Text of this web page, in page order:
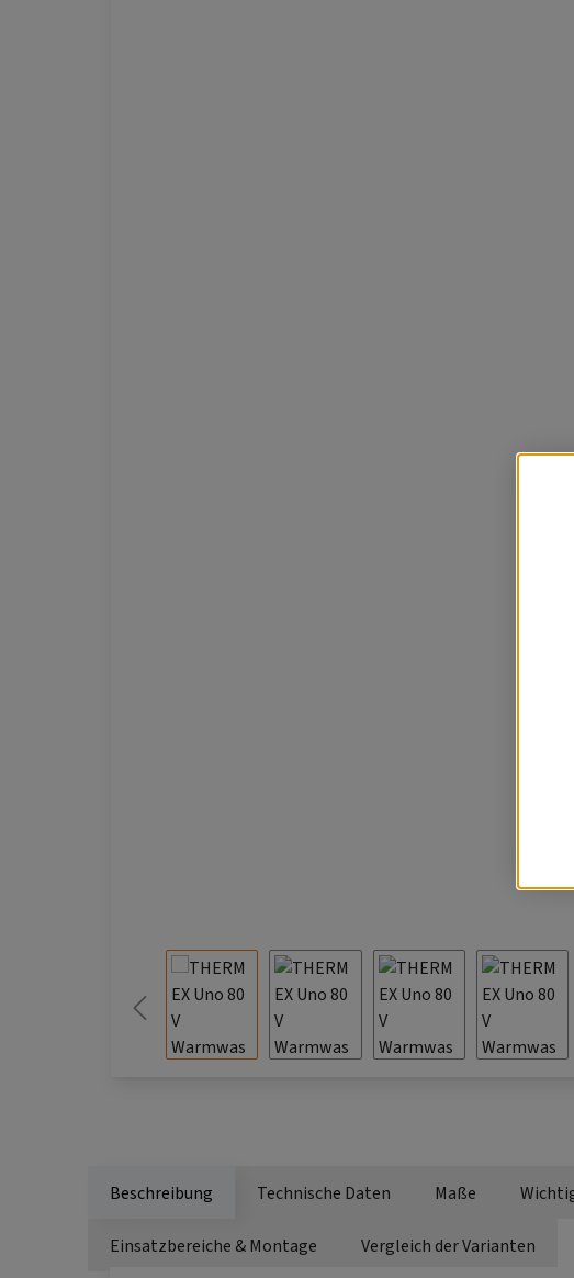
Beschreibung Technische Daten Maße
Einsatzbereiche & Montage Vergleich der Varianten